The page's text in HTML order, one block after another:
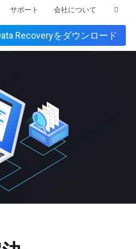
サポート 会社について
Recoveryをダウンロード